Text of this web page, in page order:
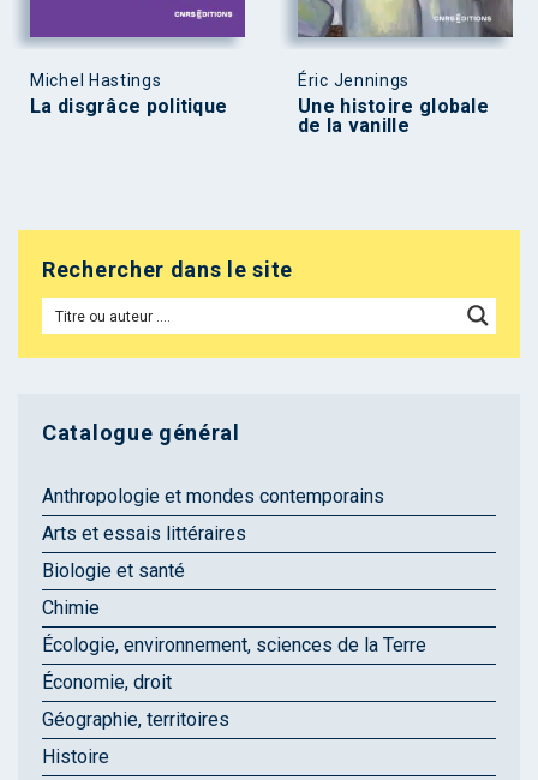
Michel Hastings
La disgrâce politique
Éric Jennings
Une histoire globale
de la vanille
Rechercher dans le site
Catalogue général
Anthropologie et mondes contemporains
Arts et essais littéraires
Biologie et santé
Chimie
Écologie, environnement, sciences de la Terre
Économie, droit
Géographie, territoires
Histoire